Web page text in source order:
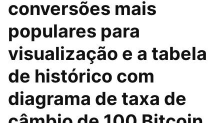
conversões mais
populares para
visualização e a tabela
de histórico com
diagrama de taxa de